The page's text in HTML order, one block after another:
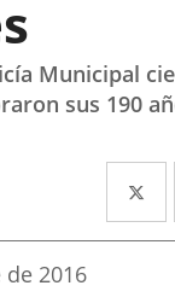
Municipal
sus 190
a
2016